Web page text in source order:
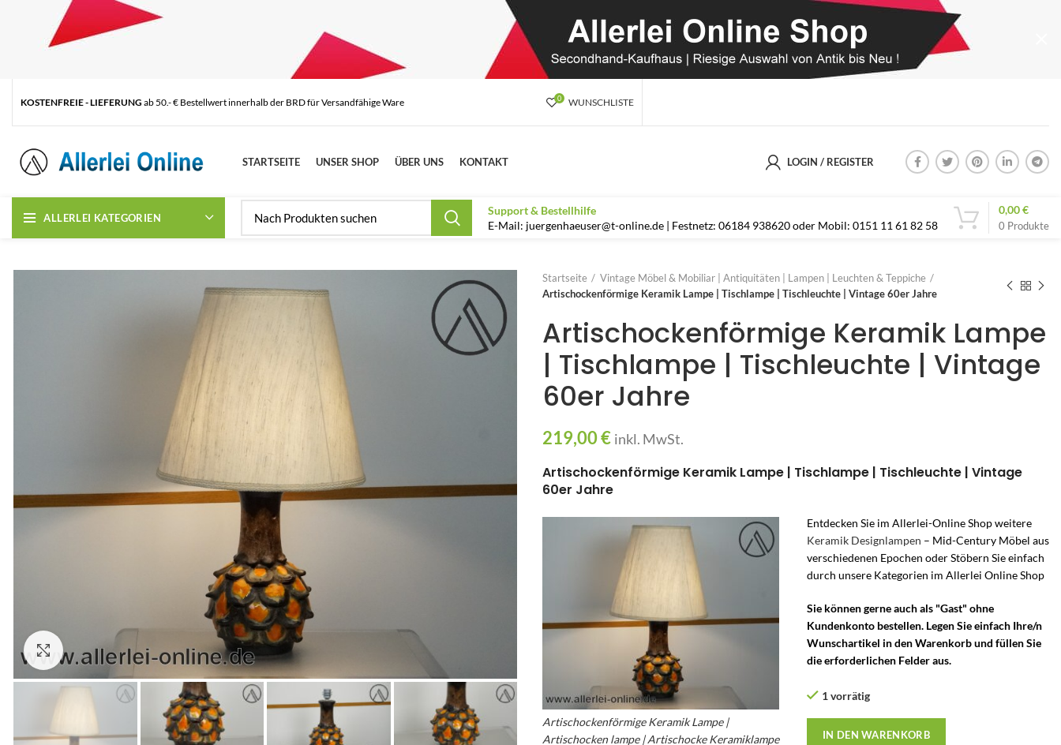
KOSTENFREIE - LIEFERUNG ab 50.- € Bestellwert innerhalb der BRD für Versandfähige Ware 0 WUNSCHLISTE
STARTSEITE UNSER SHOP ÜBER UNS KONTAKT LOGIN / REGISTER
ALLERLEI KATEGORIEN
Support & Bestellhilfe
E-Mail: juergenhaeuser@t-online.de | Festnetz: 06184 938620 oder Mobil: 0151 11 61 82 58
0 Produkte
0,00€
Zum Vergrößern anklicken
Startseite
Vintage Möbel & Mobiliar | Antiquitäten | Lampen | Leuchten & Teppiche
Artischockenförmige Keramik Lampe | Tischlampe | Tischleuchte | Vintage 60er Jahre
Artischockenförmige Keramik Lampe
| Tischlampe | Tischleuchte | Vintage
60er Jahre
219,00€ inkl. MwSt.
Artischockenförmige Keramik Lampe | Tischlampe | Tischleuchte | Vintage
60er Jahre
Artischockenförmige Keramik Lampe |
Artischocken lampe | Artischocke Keramiklampe
Entdecken Sie im Allerlei-Online Shop weitere
Keramik Designlampen – Mid-Century Möbel aus
verschiedenen Epochen oder Stöbern Sie einfach
durch unsere Kategorien im Allerlei Online Shop
Sie können gerne auch als "Gast" ohne
Kundenkonto bestellen. Legen Sie einfach Ihre/n
Wunschartikel in den Warenkorb und füllen Sie
die erforderlichen Felder aus.
1 vorrätig
IN DEN WARENKORB